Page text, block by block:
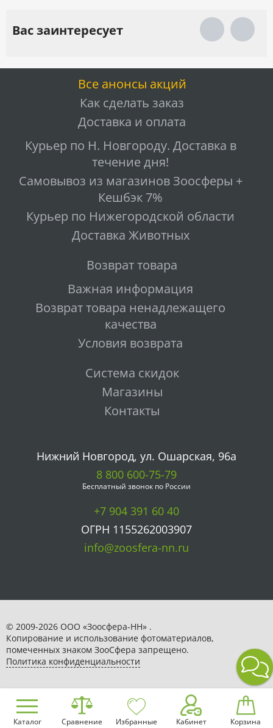
Вас заинтересует
Все анонсы акций
Как сделать заказ
Доставка и оплата
Курьер по Н. Новгороду. Доставка в
течение дня!
Самовывоз из магазинов Зоосферы +
Кешбэк 7%
Курьер по Нижегородской области
Доставка Животных
Возврат товара
Важная информация
Возврат товара ненадлежащего
качества
Условия возврата
Система скидок
Магазины
Контакты
Нижний Новгород, ул. Ошарская, 96а
8 800 600-75-79
Бесплатный звонок по России
+7 904 391 60 40
ОГРН 1155262003907
info@zoosfera-nn.ru
© 2009-2026 ООО «Зоосфера-НН» .
Копирование и использование фотоматериалов,
помеченных знаком ЗooСфера запрещено.
Политика конфиденциальности
Каталог Сравнение Избранные Кабинет Корзина